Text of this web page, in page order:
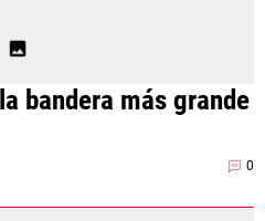
bandera más grande
0